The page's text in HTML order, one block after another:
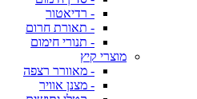
- רדיאטור
- תאורת חרום
- תנורי חימום
מוצרי קיץ
- מאוורר רצפה
- מצנן אוויר